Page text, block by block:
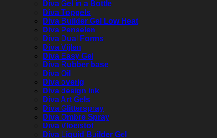
Diva Gel in a Bottle
Diva Topgels
Diva Builder Gel Low Heat
Diva Penselen
Diva Dual Forms
Diva Vijlen
Diva Easy Gel
Diva Rubber base
Diva Oil
Diva overig
Diva design ink
Diva Art Gels
Diva Glitterspray
Diva Ombre Spray
Diva Vloeistof
Diva Liquid Builder Gel